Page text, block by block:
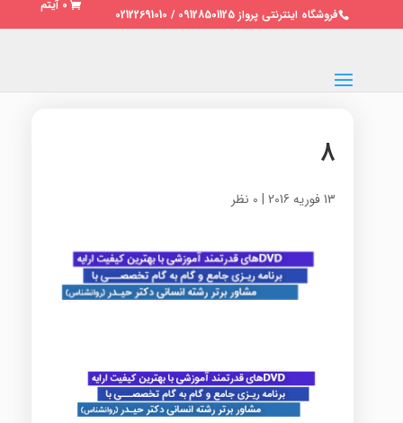
فروشگاه اینترنتی پرواز 09128501125 / 02122691010
0 آیتم
۸
13 فوریه 2016 | 0 نظر